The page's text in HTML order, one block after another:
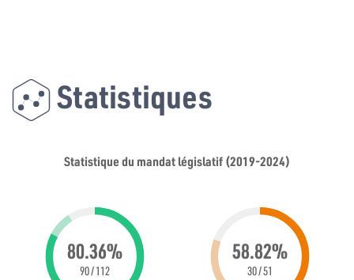
Statistiques
Statistique du mandat législatif (2019-2024)
80.36%
90 / 112
58.82%
30 / 51